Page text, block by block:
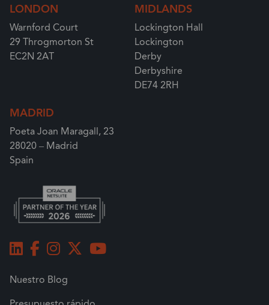
LONDON
Warnford Court
29 Throgmorton St
EC2N 2AT
MIDLANDS
Lockington Hall
Lockington
Derby
Derbyshire
DE74 2RH
MADRID
Poeta Joan Maragall, 23
28020 – Madrid
Spain
Nuestro Blog